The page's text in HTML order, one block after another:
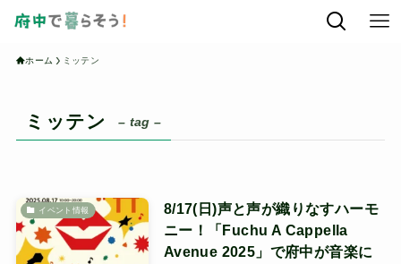
ホーム ミッテン
ミッテン – tag –
イベント情報
8/17(日)声と声が織りなすハーモ
ニー！「Fuchu A Cappella
Avenue 2025」で府中が音楽に